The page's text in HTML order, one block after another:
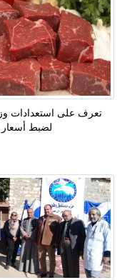
تعرف على استعدادات
لضبط أسعار